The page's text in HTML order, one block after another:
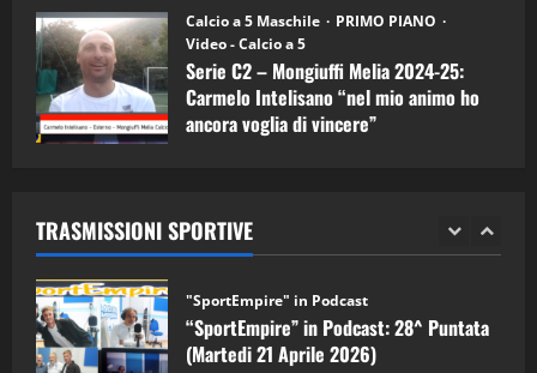
Calcio a 5 Maschile
PRIMO PIANO
Video - Calcio a 5
Serie C2 – Mongiuffi Melia 2024-25:
Carmelo Intelisano “nel mio animo ho
ancora voglia di vincere”
TRASMISSIONI SPORTIVE
1
“SportEmpire” in Podcast: 30^ Puntata
(Martedi 05 Maggio 2026)
08/05/2026
2 28/04/2026
"SportEmpire" in Podcast
“SportEmpire” in Podcast: 28^ Puntata
(Martedi 21 Aprile 2026)